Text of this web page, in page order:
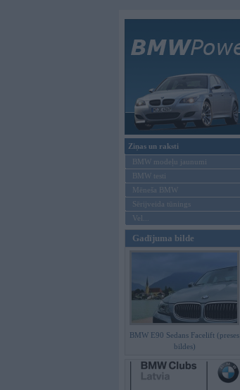
Ziņas un raksti
BMW modeļu jaunumi
BMW testi
Mēneša BMW
Sērijveida tūnings
Vel...
Gadījuma bilde
BMW E90 Sedans Facelift (preses
bildes)